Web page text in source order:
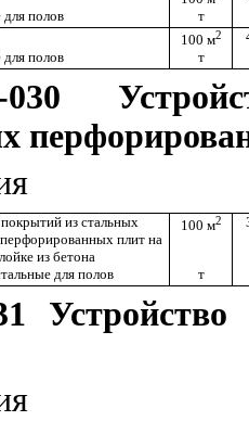
полов
т
100 м2
полов т
030
из стальных
плит на
из бетона
100 м2
для полов т